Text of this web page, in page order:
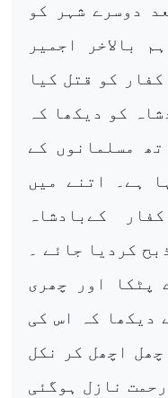
دوسرے شہر کو
بالاخر اجمیر
کو قتل کیا
کو دیکھا کہ
مسلمانوں کے
ہے۔ اتنے میں
کےبادشاہ
کردیا جائے ۔
پٹکا اور چھری
دیکھا کہ اس کی
اچھل کر نکل
نازل ہوگئی